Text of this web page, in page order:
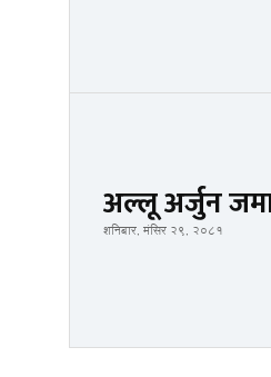
अल्लू अर्जुन
शनिबार, मंसिर २९, २०८१